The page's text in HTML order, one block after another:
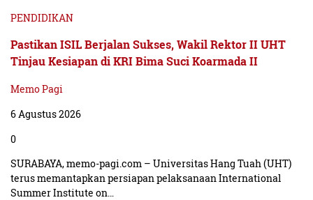
PENDIDIKAN
Pastikan ISIL Berjalan Sukses, Wakil Rektor II UHT
Tinjau Kesiapan di KRI Bima Suci Koarmada II
Memo Pagi
6 Agustus 2026
0
SURABAYA, memo-pagi.com – Universitas Hang Tuah (UHT)
terus memantapkan persiapan pelaksanaan International
Summer Institute on…